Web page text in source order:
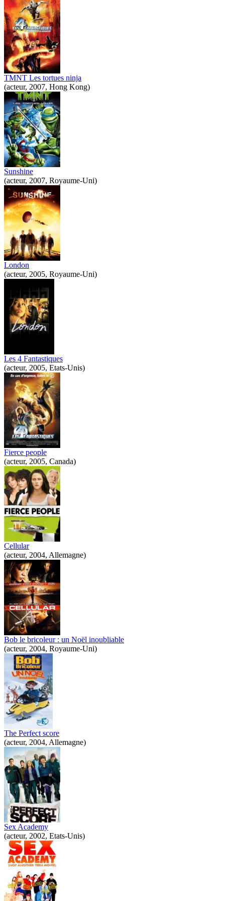
TMNT Les tortues ninja
(acteur, 2007, Hong Kong)
Sunshine
(acteur, 2007, Royaume-Uni)
London
(acteur, 2005, Royaume-Uni)
Les 4 Fantastiques
(acteur, 2005, Etats-Unis)
Fierce people
(acteur, 2005, Canada)
Cellular
(acteur, 2004, Allemagne)
Bob le bricoleur : un Noël inoubliable
(acteur, 2004, Royaume-Uni)
The Perfect score
(acteur, 2004, Allemagne)
Sex Academy
(acteur, 2002, Etats-Unis)